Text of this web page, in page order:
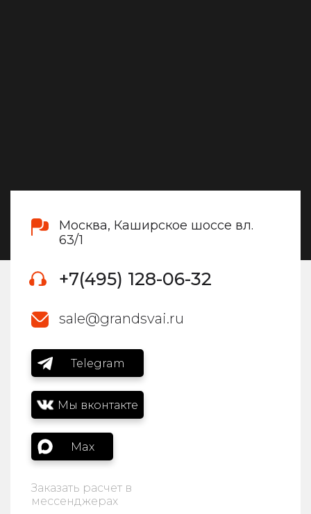
Москва, Каширское шоссе вл.
63/1
+7(495) 128-06-32
sale@grandsvai.ru
Telegram
Мы вконтакте
Max
Заказать расчет в
мессенджерах